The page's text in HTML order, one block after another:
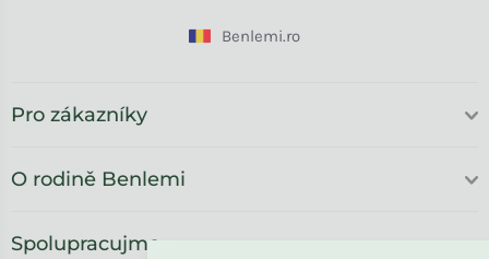
Benlemi.ro
Pro zákazníky
O rodině Benlemi
Spolupracujme